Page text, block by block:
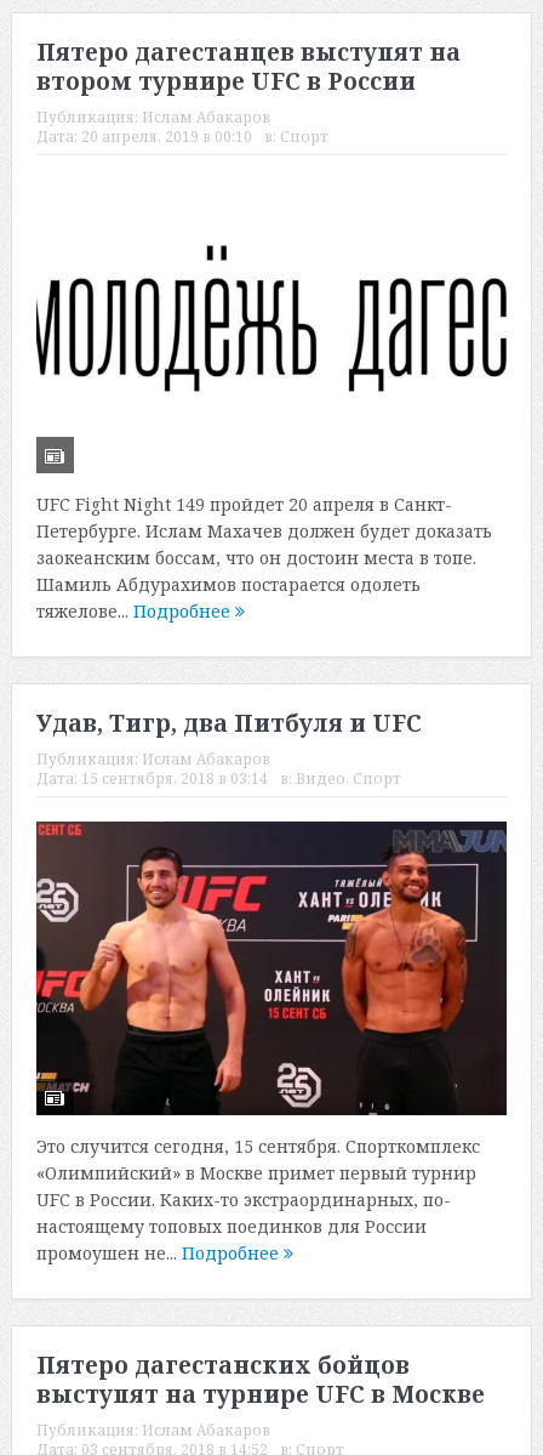
Пятеро дагестанцев выступят на
втором турнире UFC в России
Публикация: Ислам Абакаров
Дата: 20 апреля, 2019 в 00:10 в: Спорт
UFC Fight Night 149 пройдет 20 апреля в Санкт-
Петербурге. Ислам Махачев должен будет доказать
заокеанским боссам, что он достоин места в топе.
Шамиль Абдурахимов постарается одолеть
тяжелове... Подробнее
Удав, Тигр, два Питбуля и UFC
Публикация: Ислам Абакаров
Дата: 15 сентября, 2018 в 03:14 в: Видео, Спорт
Это случится сегодня, 15 сентября. Спорткомплекс
«Олимпийский» в Москве примет первый турнир
UFC в России. Каких-то экстраординарных, по-
настоящему топовых поединков для России
промоушен не... Подробнее
Пятеро дагестанских бойцов
выступят на турнире UFC в Москве
Публикация: Ислам Абакаров
Дата: 03 сентября, 2018 в 14:52 в: Спорт